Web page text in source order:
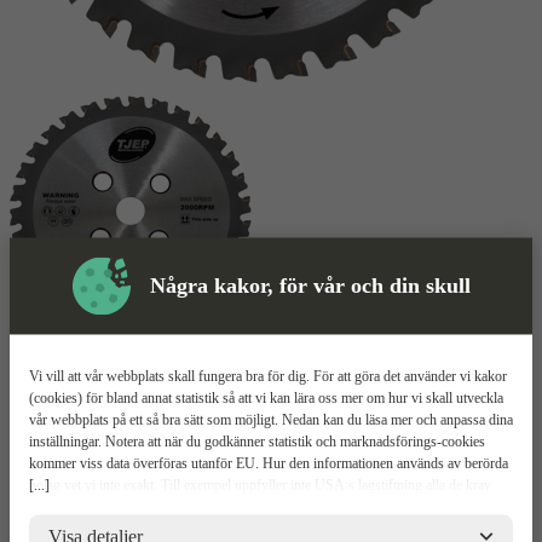
Några kakor, för vår och din skull
[...]
Vi vill att vår webbplats skall fungera bra för dig. För att göra det använder vi kakor
(cookies) för bland annat statistik så att vi kan lära oss mer om hur vi skall utveckla
vår webbplats på ett så bra sätt som möjligt. Nedan kan du läsa mer och anpassa dina
inställningar. Notera att när du godkänner statistik och marknadsförings-cookies
kommer viss data överföras utanför EU. Hur den informationen används av berörda
bolag vet vi inte exakt. Till exempel uppfyller inte USA:s lagstiftning alla de krav
risker för dina personuppgifter. De berörda bolagen måste lämna över uppgifter till
Visa detaljer
Kapskiva Mer information
Tjep RC30
Passar till Tjep RC30A Kapmaskin